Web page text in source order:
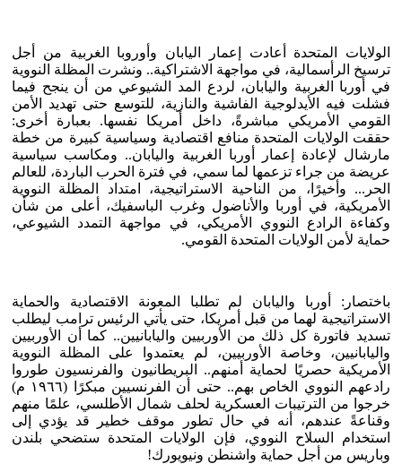
الولايات المتحدة أعادت إعمار اليابان وأوروبا الغربية من أجل
ترسيخ الرأسمالية، في مواجهة الاشتراكية.. ونشرت المظلة النووية
في أوربا الغربية واليابان، لردع المد الشيوعي من أن ينجح فيما
فشلت فيه الأيدلوجية الفاشية والنازية، للتوسع حتى تهديد الأمن
القومي الأمريكي مباشرةً، داخل أمريكا نفسها. بعبارة أخرى:
حققت الولايات المتحدة منافع اقتصادية وسياسية كبيرة من خطة
مارشال لإعادة إعمار أوربا الغربية واليابان.. ومكاسب سياسية
عريضة من جراء تزعمها لما سمي، في فترة الحرب الباردة، للعالم
الحر... وأخيرًا، من الناحية الاستراتيجية، امتداد المظلة النووية
الأمريكية، في أوربا والأناضول وغرب الباسفيك، أعلى من شأن
وكفاءة الرادع النووي الأمريكي، في مواجهة التمدد الشيوعي،
حماية لأمن الولايات المتحدة القومي.
باختصار: أوربا واليابان لم تطلبا المعونة الاقتصادية والحماية
الاستراتيجية لهما من قبل أمريكا، حتى يأتي الرئيس ترامب ليطلب
تسديد فاتورة كل ذلك من الأوربيين واليابانيين.. كما أن الأوربيين
واليابانيين، وخاصة الأوربيين، لم يعتمدوا على المظلة النووية
الأمريكية حصريًا لحماية أمنهم.. البريطانيون والفرنسيون طوروا
رادعهم النووي الخاص بهم.. حتى أن الفرنسيين مبكرًا (١٩٦٦ م)
خرجوا من الترتيبات العسكرية لحلف شمال الأطلسي، علمًا منهم
وقناعةً عندهم، أنه في حال تطور موقف خطير قد يؤدي إلى
استخدام السلاح النووي، فإن الولايات المتحدة ستضحي بلندن
وباريس من أجل حماية واشنطن ونيويورك!